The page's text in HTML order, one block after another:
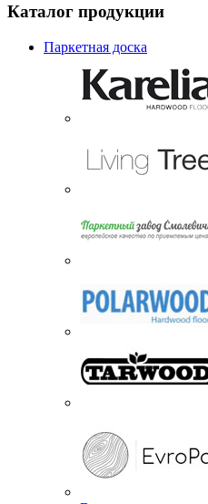
Каталог продукции
Паркетная доска